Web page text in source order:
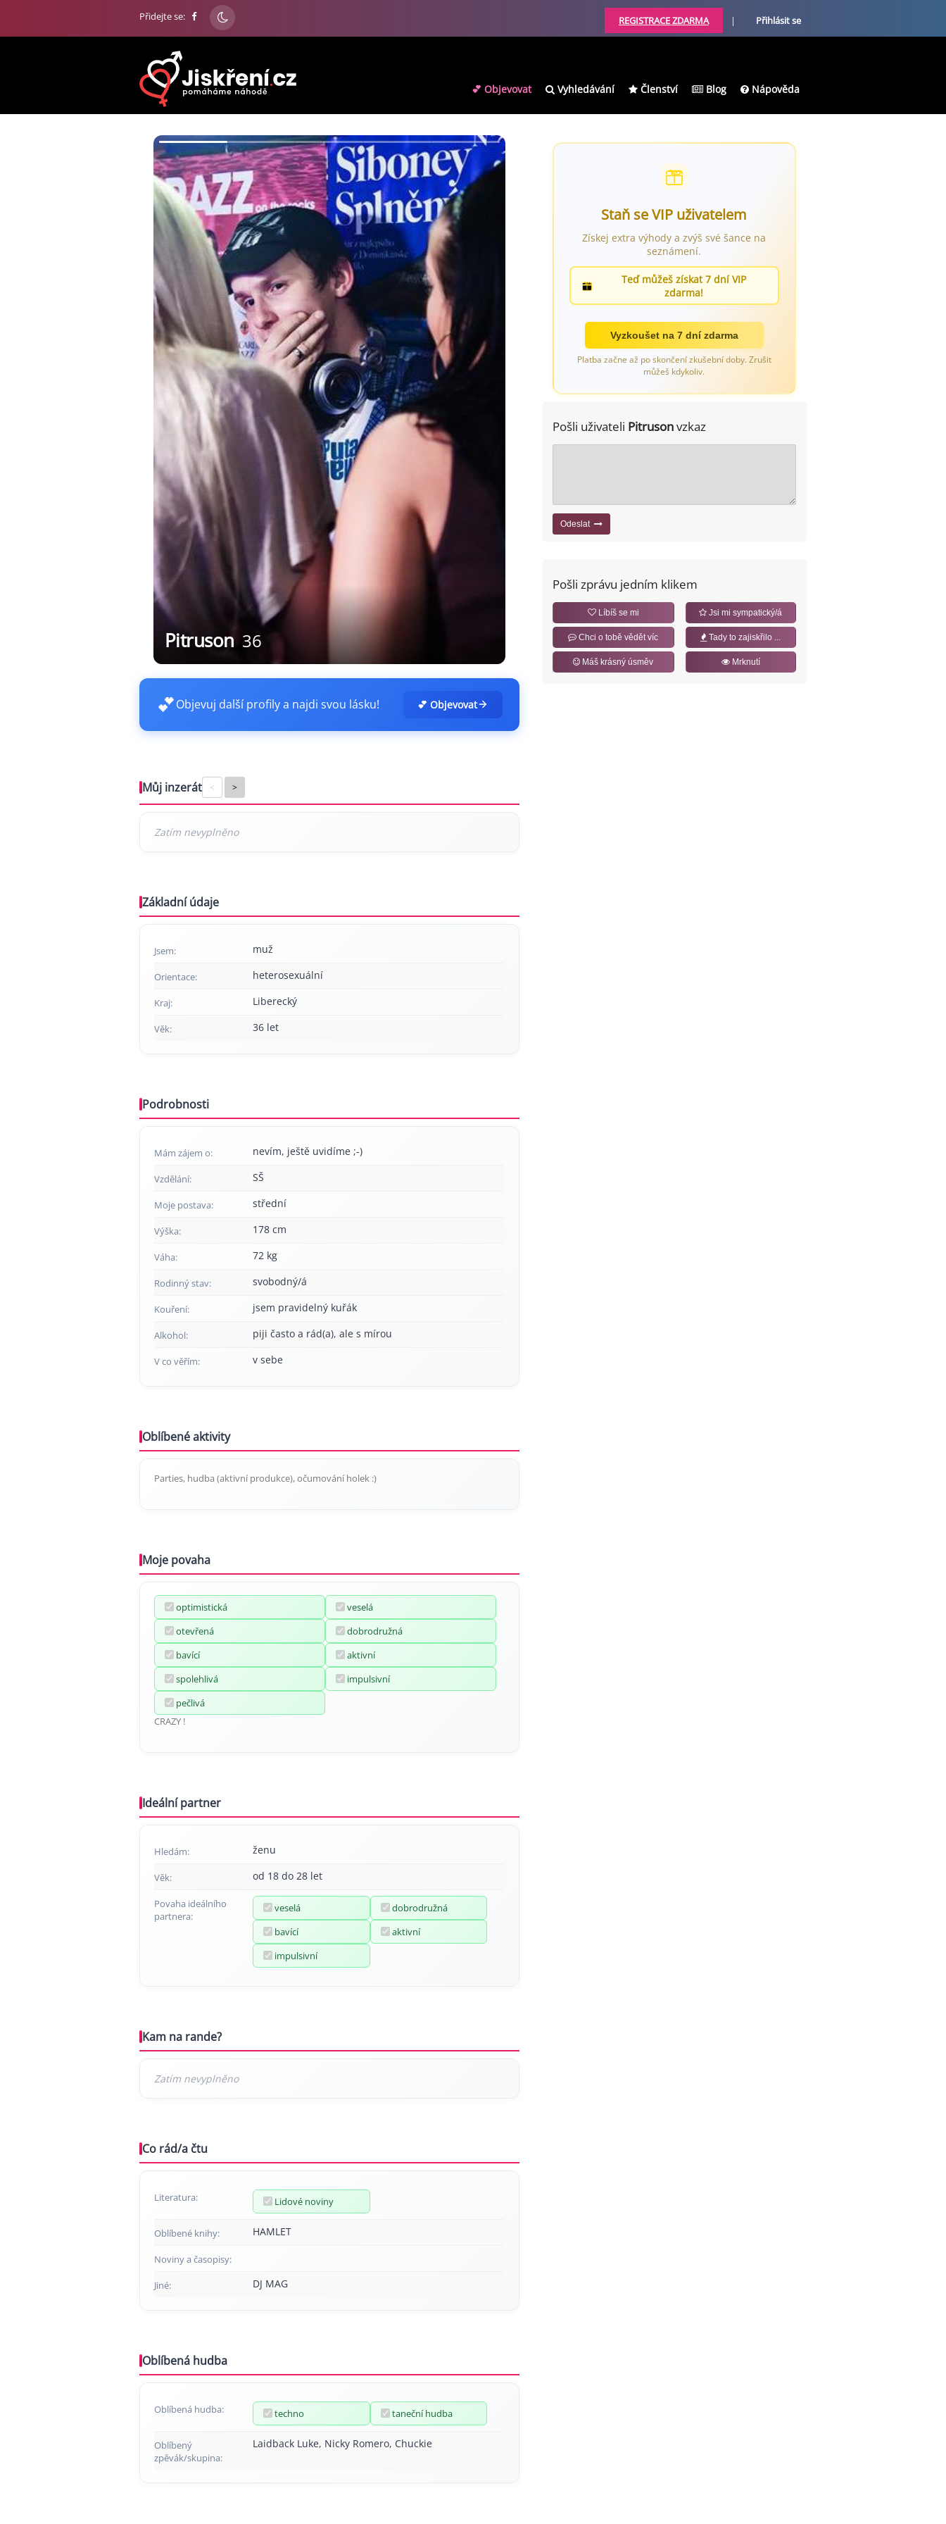
Přidejte se: REGISTRACE ZDARMA | Přihlásit se
💕 Objevovat Vyhledávání Členství Blog Nápověda
Pitruson 36
💕Objevuj další profily a najdi svou lásku! 💕 Objevovat
Můj inzerát < >
Základní údaje
Jsem: muž
Orientace: heterosexuální
Kraj: Liberecký
Věk: 36 let
Podrobnosti
Mám zájem o: nevím, ještě uvidíme ;-)
Vzdělání: SŠ
Moje postava: střední
Výška: 178 cm
Váha: 72 kg
Rodinný stav: svobodný/á
Kouření: jsem pravidelný kuřák
Alkohol: piji často a rád(a), ale s mírou
V co věřím: v sebe
Oblíbené aktivity
Parties, hudba (aktivní produkce), očumování holek :)
Moje povaha
optimistická
veselá
otevřená
dobrodružná
bavící
aktivní
spolehlivá
impulsivní
pečlivá
CRAZY !
Ideální partner
Hledám: ženu
Věk: od 18 do 28 let
Povaha ideálního
partnera:
veselá
dobrodružná
bavící
aktivní
impulsivní
Kam na rande?
Co rád/a čtu
Literatura: Lidové noviny
Oblíbené knihy: HAMLET
Noviny a časopisy:
Jiné: DJ MAG
Oblíbená hudba
Oblíbená hudba: techno taneční hudba
Oblíbený
zpěvák/skupina:
Laidback Luke, Nicky Romero, Chuckie
Staň se VIP uživatelem
Získej extra výhody a zvýš své šance na
seznámení.
Teď můžeš získat 7 dní VIP
zdarma!
Vyzkoušet na 7 dní zdarma
Platba začne až po skončení zkušební doby. Zrušit
můžeš kdykoliv.
Pošli uživateli Pitrusonvzkaz
Odeslat
Pošli zprávu jedním klikem
Líbíš se mi Jsi mi sympatický/á
Chci o tobě vědět víc Tady to zajiskřilo ...
Máš krásný úsměv Mrknutí